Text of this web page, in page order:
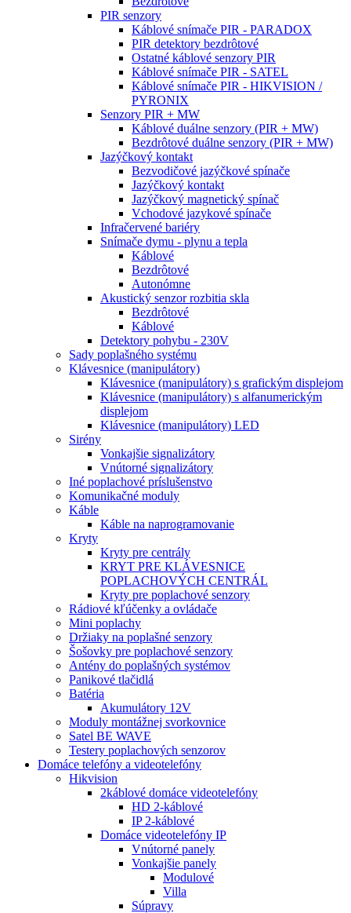
PIR senzory
Káblové snímače PIR - PARADOX
PIR detektory bezdrôtové
Ostatné káblové senzory PIR
Káblové snímače PIR - SATEL
Káblové snímače PIR - HIKVISION /
PYRONIX
Senzory PIR + MW
Káblové duálne senzory (PIR + MW)
Bezdrôtové duálne senzory (PIR + MW)
Jazýčkový kontakt
Bezvodičové jazýčkové spínače
Jazýčkový kontakt
Jazýčkový magnetický spínač
Vchodové jazykové spínače
Infračervené bariéry
Snímače dymu - plynu a tepla
Káblové
Bezdrôtové
Autonómne
Akustický senzor rozbitia skla
Bezdrôtové
Káblové
Detektory pohybu - 230V
Sady poplašného systému
Klávesnice (manipulátory)
Klávesnice (manipulátory) s grafickým displejom
Klávesnice (manipulátory) s alfanumerickým
displejom
Klávesnice (manipulátory) LED
Sirény
Vonkajšie signalizátory
Vnútorné signalizátory
Iné poplachové príslušenstvo
Komunikačné moduly
Káble
Káble na naprogramovanie
Kryty
Kryty pre centrály
KRYT PRE KLÁVESNICE
POPLACHOVÝCH CENTRÁL
Kryty pre poplachové senzory
Rádiové kľúčenky a ovládače
Mini poplachy
Držiaky na poplašné senzory
Šošovky pre poplachové senzory
Antény do poplašných systémov
Panikové tlačidlá
Batéria
Akumulátory 12V
Moduly montážnej svorkovnice
Satel BE WAVE
Testery poplachových senzorov
Domáce telefóny a videotelefóny
Hikvision
2káblové domáce videotelefóny
HD 2-káblové
IP 2-káblové
Domáce videotelefóny IP
Vnútorné panely
Vonkajšie panely
Modulové
Villa
Súpravy